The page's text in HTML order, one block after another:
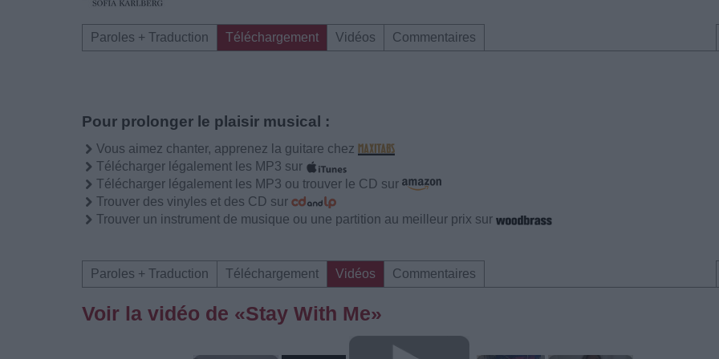
Paroles + Traduction Téléchargement Vidéos Commentaires
Pour prolonger le plaisir musical :
Vous aimez chanter, apprenez la guitare chez
Télécharger légalement les MP3 sur
Télécharger légalement les MP3 ou trouver le CD sur
Trouver des vinyles et des CD sur
Trouver un instrument de musique ou une partition au meilleur prix sur
Paroles + Traduction Téléchargement Vidéos Commentaires
Voir la vidéo de «Stay With Me»